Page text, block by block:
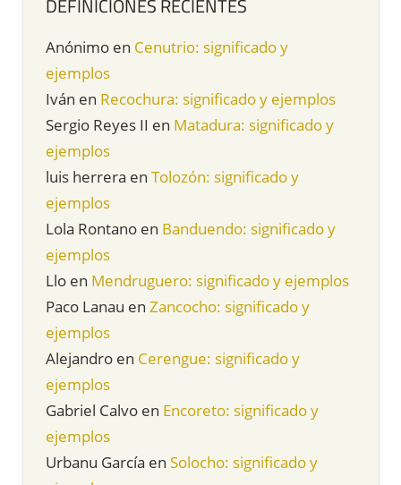
DEFINICIONES RECIENTES
Anónimo en Cenutrio: significado y
ejemplos
Iván en Recochura: significado y ejemplos
Sergio Reyes II en Matadura: significado y
ejemplos
luis herrera en Tolozón: significado y
ejemplos
Lola Rontano en Banduendo: significado y
ejemplos
Llo en Mendruguero: significado y ejemplos
Paco Lanau en Zancocho: significado y
ejemplos
Alejandro en Cerengue: significado y
ejemplos
Gabriel Calvo en Encoreto: significado y
ejemplos
Urbanu García en Solocho: significado y